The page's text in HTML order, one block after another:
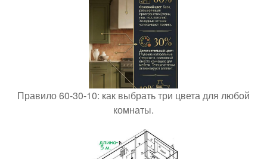
Правило 60-30-10: как выбрать три цвета для любой
комнаты.